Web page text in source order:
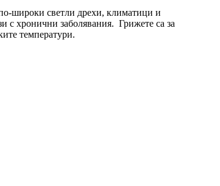
широки светли дрехи, климатици и
с хронични заболявания. Грижете са за
температури.